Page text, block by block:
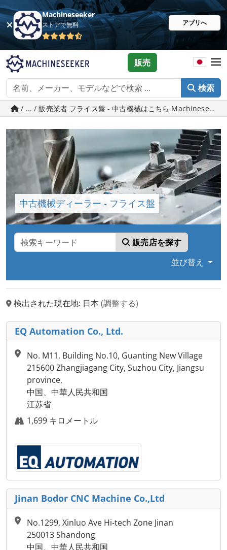
Machineseeker
ストアで無料 アプリへ
検索
販売
/ ... / 販売業者 フライス盤 - 中古機械はこちら
中古機械ディーラー - フライス盤
販売店を探す
並び替え
検出された現在地: 日本 (調整する)
EQ Automation Co., Ltd.
No. M11, Building No.10, Guanting New Village
215600 Zhangjiagang City, Suzhou City, Jiangsu
province,
中国、中華人民共和国
江苏省
1,699 キロメートル
Jinan Bodor CNC Machine Co.,Ltd
No.1299, Xinluo Ave Hi-tech Zone Jinan
250013 Shandong
中国、中華人民共和国